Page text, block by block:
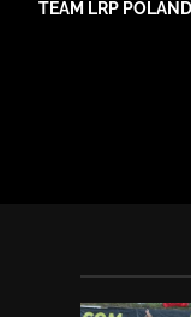
TEAM LRP